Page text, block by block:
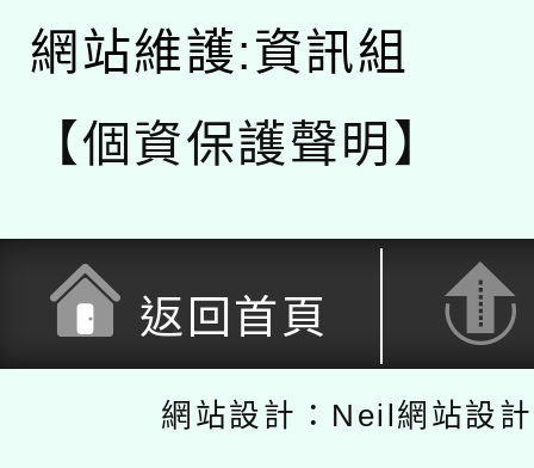
網站維護:資訊組
【個資保護聲明】
返回首頁
網站設計：Neil網站設